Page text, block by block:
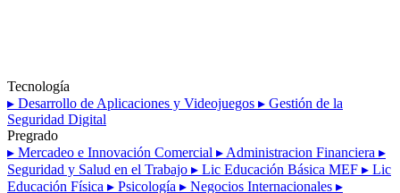
Tecnología
▸ Desarrollo de Aplicaciones y Videojuegos ▸ Gestión de la
Seguridad Digital
Pregrado
▸ Mercadeo e Innovación Comercial ▸ Administracion Financiera ▸
Seguridad y Salud en el Trabajo ▸ Lic Educación Básica MEF ▸ Lic
Educación Física ▸ Psicología ▸ Negocios Internacionales ▸